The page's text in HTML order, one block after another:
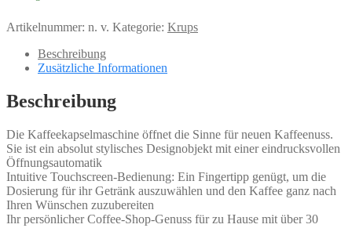
Artikelnummer: n. v. Kategorie: Krups
Beschreibung
Zusätzliche Informationen
Beschreibung
Die Kaffeekapselmaschine öffnet die Sinne für neuen Kaffeenuss.
Sie ist ein absolut stylisches Designobjekt mit einer eindrucksvollen
Öffnungsautomatik
Intuitive Touchscreen-Bedienung: Ein Fingertipp genügt, um die
Dosierung für ihr Getränk auszuwählen und den Kaffee ganz nach
Ihren Wünschen zuzubereiten
Ihr persönlicher Coffee-Shop-Genuss für zu Hause mit über 30